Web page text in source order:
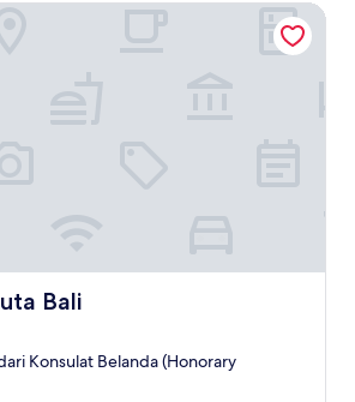
Bali
Konsulat Belanda (Honorary